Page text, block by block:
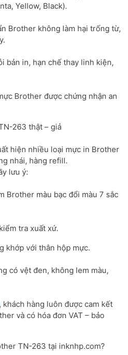
Yellow, Black).
Brother không làm hại trống từ,
bản in, hạn chế thay linh kiện,
Brother được chứng nhận an
263 thật – giả
hiện nhiều loại mực in Brother
nhái, hàng refill.
lưu ý:
Brother màu bạc đổi màu 7 sắc
tra xuất xứ.
khớp với thân hộp mực.
có vệt đen, không lem màu,
, khách hàng luôn được cam kết
và có hóa đơn VAT – bảo
TN-263 tại inknhp.com?